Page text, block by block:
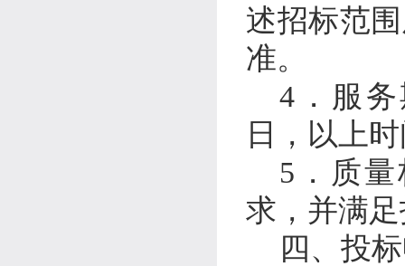
述招标范
准。
4 ． 服
日，以上
5 ． 质
求，并满
四、投